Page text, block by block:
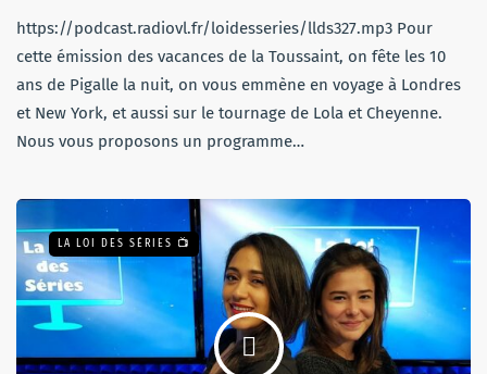
https://podcast.radiovl.fr/loidesseries/llds327.mp3 Pour
cette émission des vacances de la Toussaint, on fête les 10
ans de Pigalle la nuit, on vous emmène en voyage à Londres
et New York, et aussi sur le tournage de Lola et Cheyenne.
Nous vous proposons un programme…
LA LOI DES SÉRIES 📺